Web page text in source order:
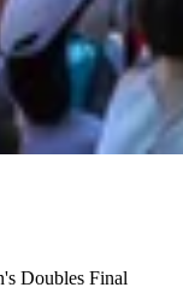
Doubles Final